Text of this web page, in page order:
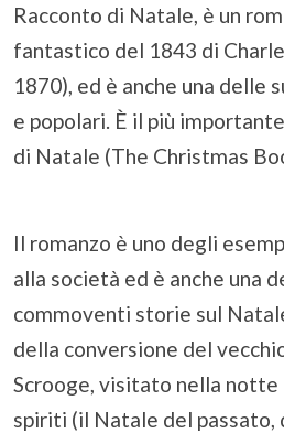
Racconto di Natale, è un
fantastico del 1843 di
1870), ed è anche una delle
e popolari. È il più
di Natale (The Christmas
Il romanzo è uno degli
alla società ed è anche una
commoventi storie sul
della conversione del
Scrooge, visitato nella
spiriti (il Natale del passato,